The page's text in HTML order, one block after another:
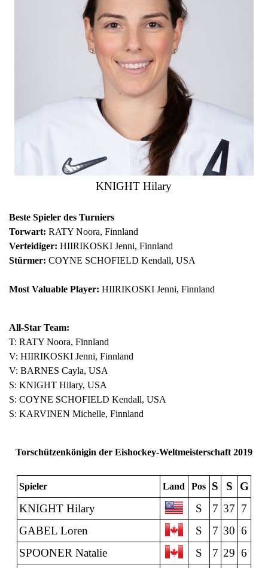
KNIGHT Hilary
Beste Spieler des Turniers
Torwart: RATY Noora, Finnland
Verteidiger: HIIRIKOSKI Jenni, Finnland
Stürmer: COYNE SCHOFIELD Kendall, USA
Most Valuable Player: HIIRIKOSKI Jenni, Finnland
All-Star Team:
T: RATY Noora, Finnland
V: HIIRIKOSKI Jenni, Finnland
V: BARNES Cayla, USA
S: KNIGHT Hilary, USA
S: COYNE SCHOFIELD Kendall, USA
S: KARVINEN Michelle, Finnland
Torschützenkönigin der Eishockey-Weltmeisterschaft 2019
Spieler Land Pos S S
G
KNIGHT Hilary
S 7 37 7
GABEL Loren
S 7 30 6
SPOONER Natalie
S 7 29 6